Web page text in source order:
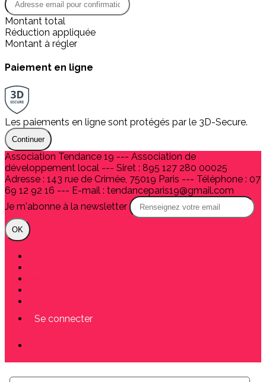
Montant total
Réduction appliquée
Montant à régler
Paiement en ligne
Les paiements en ligne sont protégés par le 3D-Secure.
Continuer
Association Tendance 19 --- Association de
développement local --- Siret : 895 127 280 00025
Adresse : 143 rue de Crimée, 75019 Paris --- Téléphone : 07
69 12 92 16 --- E-mail : tendanceparis19@gmail.com
Je m'abonne à la newsletter
OK
Se connecter